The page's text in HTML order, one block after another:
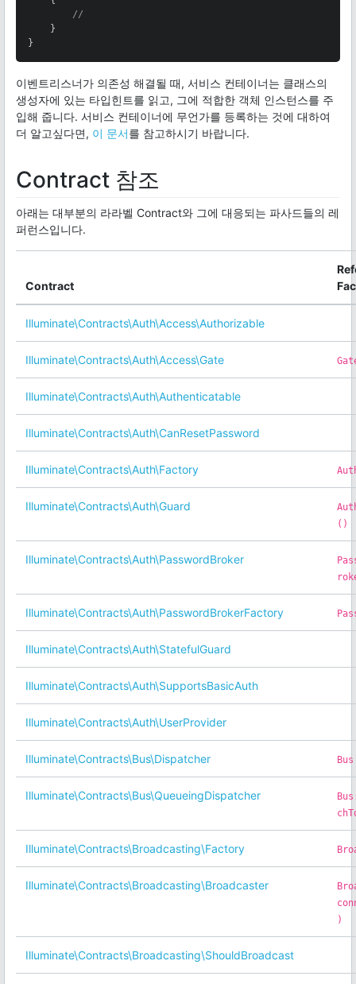
//
    }
}
이벤트리스너가 의존성 해결될 때, 서비스 컨테이너는 클래스의
생성자에 있는 타입힌트를 읽고, 그에 적합한 객체 인스턴스를 주
입해 줍니다. 서비스 컨테이너에 무언가를 등록하는 것에 대하여
더 알고싶다면, 이 문서를 참고하시기 바랍니다.
Contract 참조
아래는 대부분의 라라벨 Contract와 그에 대응되는 파사드들의 레
퍼런스입니다.
Contract
Illuminate\Contracts\Auth\Access\Authorizable
Illuminate\Contracts\Auth\Access\Gate
Illuminate\Contracts\Auth\Authenticatable
Illuminate\Contracts\Auth\CanResetPassword
Illuminate\Contracts\Auth\Factory
Illuminate\Contracts\Auth\Guard
()
Illuminate\Contracts\Auth\PasswordBroker
Illuminate\Contracts\Auth\PasswordBrokerFactory
Illuminate\Contracts\Auth\StatefulGuard
Illuminate\Contracts\Auth\SupportsBasicAuth
Illuminate\Contracts\Auth\UserProvider
Illuminate\Contracts\Bus\Dispatcher Bus
Illuminate\Contracts\Bus\QueueingDispatcher
Illuminate\Contracts\Broadcasting\Factory
Illuminate\Contracts\Broadcasting\Broadcaster
)
Illuminate\Contracts\Broadcasting\ShouldBroadcast